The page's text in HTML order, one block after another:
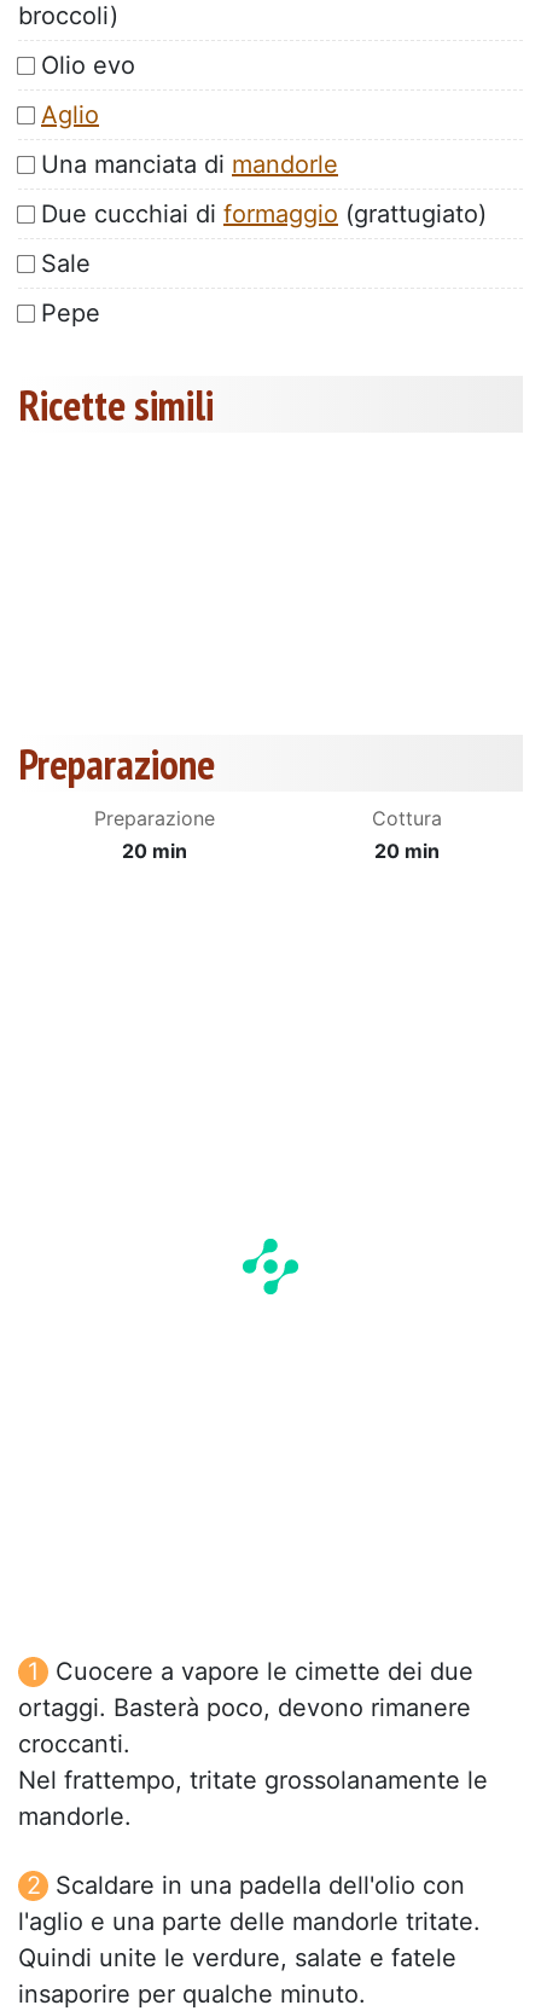
broccoli)
Olio evo
Aglio
Una manciata di mandorle
Due cucchiai di formaggio (grattugiato)
Sale
Pepe
Ricette simili
Preparazione
Preparazione
20 min
Cottura
20 min
Cuocere a vapore le cimette dei due
ortaggi. Basterà poco, devono rimanere
croccanti.
Nel frattempo, tritate grossolanamente le
mandorle.
Scaldare in una padella dell'olio con
l'aglio e una parte delle mandorle tritate.
Quindi unite le verdure, salate e fatele
insaporire per qualche minuto.